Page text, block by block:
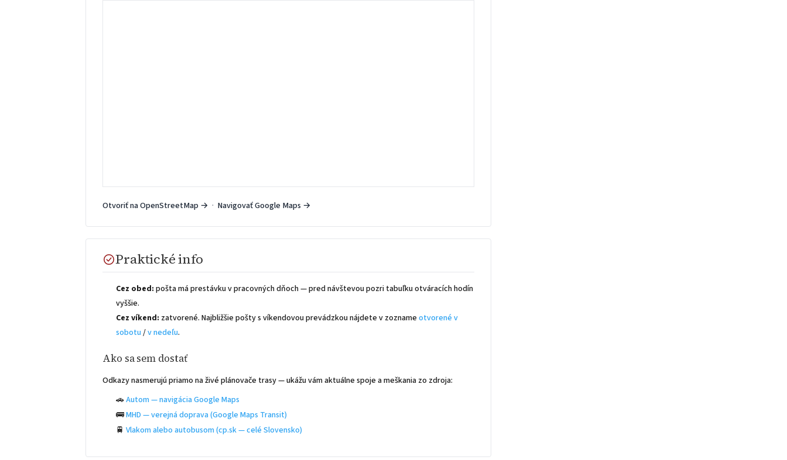
Otvoriť na OpenStreetMap → · Navigovať Google Maps →
Praktické info
Cez obed: pošta má prestávku v pracovných dňoch — pred návštevou pozri tabuľku otváracích hodín
vyššie.
Cez víkend: zatvorené. Najbližšie pošty s víkendovou prevádzkou nájdete v zozname otvorené v
sobotu /v nedeľu.
Ako sa sem dostať
Odkazy nasmerujú priamo na živé plánovače trasy — ukážu vám aktuálne spoje a meškania zo zdroja:
🚗Autom — navigácia Google Maps
🚌MHD — verejná doprava (Google Maps Transit)
🚆 Vlakom alebo autobusom (cp.sk — celé Slovensko)